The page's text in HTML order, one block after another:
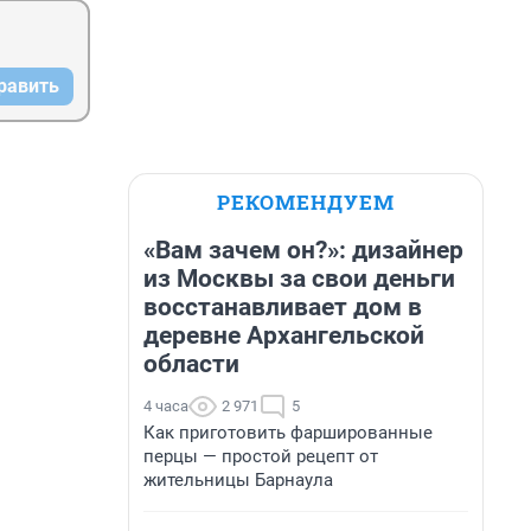
РЕКОМЕНДУЕМ
«Вам зачем он?»: дизайнер
из Москвы за свои деньги
восстанавливает дом в
деревне Архангельской
области
4 часа 2 971 5
Как приготовить фаршированные
перцы — простой рецепт от
жительницы Барнаула